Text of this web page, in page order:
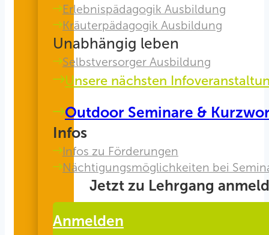
Erlebnispädagogik Ausbildung
Kräuterpädagogik Ausbildung
Unabhängig leben
Selbstversorger Ausbildung
Unsere nächsten
Outdoor Seminare &
Infos
Infos zu Förderungen
Nächtigungsmöglichkeiten bei
Jetzt zu Lehrgang
Anmelden